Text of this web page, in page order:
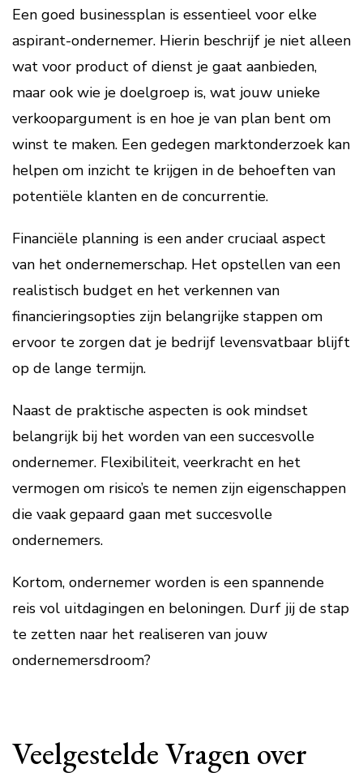
Een goed businessplan is essentieel voor elke
aspirant-ondernemer. Hierin beschrijf je niet alleen
wat voor product of dienst je gaat aanbieden,
maar ook wie je doelgroep is, wat jouw unieke
verkoopargument is en hoe je van plan bent om
winst te maken. Een gedegen marktonderzoek kan
helpen om inzicht te krijgen in de behoeften van
potentiële klanten en de concurrentie.
Financiële planning is een ander cruciaal aspect
van het ondernemerschap. Het opstellen van een
realistisch budget en het verkennen van
financieringsopties zijn belangrijke stappen om
ervoor te zorgen dat je bedrijf levensvatbaar blijft
op de lange termijn.
Naast de praktische aspecten is ook mindset
belangrijk bij het worden van een succesvolle
ondernemer. Flexibiliteit, veerkracht en het
vermogen om risico’s te nemen zijn eigenschappen
die vaak gepaard gaan met succesvolle
ondernemers.
Kortom, ondernemer worden is een spannende
reis vol uitdagingen en beloningen. Durf jij de stap
te zetten naar het realiseren van jouw
ondernemersdroom?
Veelgestelde Vragen over